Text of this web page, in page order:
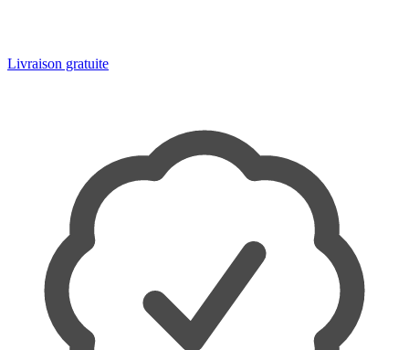
Livraison gratuite